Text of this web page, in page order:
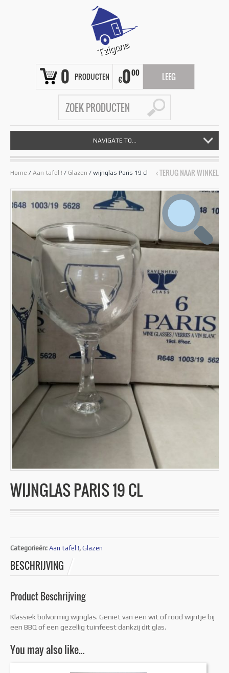
0 PRODUCTEN €000 LEEG
NAVIGATE TO...
Home / Aan tafel ! / Glazen / wijnglas Paris 19 cl ‹ TERUG NAAR WINKEL
WIJNGLAS PARIS 19 CL
Categorieën: Aan tafel !, Glazen
BESCHRIJVING
Product Beschrijving
Klassiek bolvormig wijnglas. Geniet van een wit of rood wijntje bij
een BBQ of een gezellig tuinfeest dankzij dit glas.
You may also like…